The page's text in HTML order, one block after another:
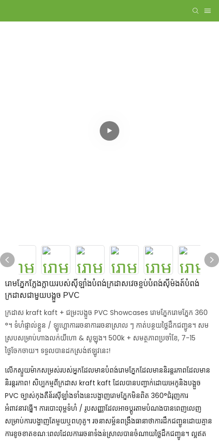
រោមភ្នែកក្លែងក្លាយរបស់ស៊ីឡាំងបំពង់ក្រដាសវេចខ្ចប់បំពង់ស៊ីម៉ងត៍បំពង់
ក្រដាសជាមួយបង្អួច PVC
ក្រដាស kraft kaft + ជម្រះបង្អួច PVC Showcases រោមភ្នែករោមភ្នែក 360
°។ ទំហំផ្ទាល់ខ្លួន / ឡូហ្គោការរចនាការរចនាស្រាល ៗ កាត់បន្ថយថ្លៃដឹកជញ្ជូន។ សម
ស្របសម្រាប់ហាងលក់យីហោ & សូឡុង។ 500k + សមត្ថភាពប្រចាំខែ, 7-15
ថ្ងៃចែកចាយ។ ទទួលបានដកស្រង់ឥឡូវនេះ!
លើកស្ទួយម៉ាកសម្រស់របស់អ្នកដែលមានបំពង់រោមភ្នែកដែលមាននិរន្តរភាពដែលមាន
និរន្តរភាព! សិប្បកម្មពីក្រដាស kraft kaft ដែលបានបញ្ជាក់ដោយអេកូនិងបង្អួច
PVC ច្បាស់កុងតឺន័រស៊ីឡាំងទាំងនេះបង្ហាញរោមភ្នែកមិនពិត 360°ជំរុញការ
អំពាវនាវធ្នើ។ ការបោះពុម្ពទំហំ / រូបសញ្ញាដែលអាចប្ដូរតាមបំណងបានពេញលេញ
សម្រាប់ការបង្ហាញតែមួយឬពហុគូ។ រចនាសម្ព័នពង្រឹងធានាថាការដឹកជញ្ជូនដោយគ្មាន
ការខូចខាតខណៈពេលដែលការរចនាទំងន់ស្រាលបានចំណាយថ្លៃដឹកជញ្ជូន។ ល្អឥត